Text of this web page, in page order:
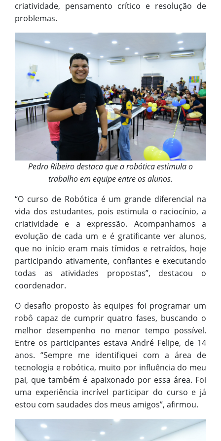
criatividade, pensamento crítico e resolução de
problemas.
Pedro Ribeiro destaca que a robótica estimula o
trabalho em equipe entre os alunos.
“O curso de Robótica é um grande diferencial na
vida dos estudantes, pois estimula o raciocínio, a
criatividade e a expressão. Acompanhamos a
evolução de cada um e é gratificante ver alunos,
que no início eram mais tímidos e retraídos, hoje
participando ativamente, confiantes e executando
todas as atividades propostas”, destacou o
coordenador.
O desafio proposto às equipes foi programar um
robô capaz de cumprir quatro fases, buscando o
melhor desempenho no menor tempo possível.
Entre os participantes estava André Felipe, de 14
anos. “Sempre me identifiquei com a área de
tecnologia e robótica, muito por influência do meu
pai, que também é apaixonado por essa área. Foi
uma experiência incrível participar do curso e já
estou com saudades dos meus amigos”, afirmou.